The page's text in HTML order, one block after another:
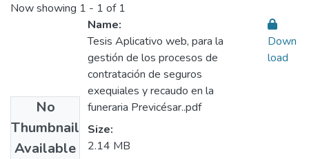
Now showing 1 - 1 of 1
No
Thumbnail
Available
Name:
Tesis Aplicativo web, para la
gestión de los procesos de
contratación de seguros
exequiales y recaudo en la
funeraria Previcésar..pdf
Size:
2.14 MB
Down
load